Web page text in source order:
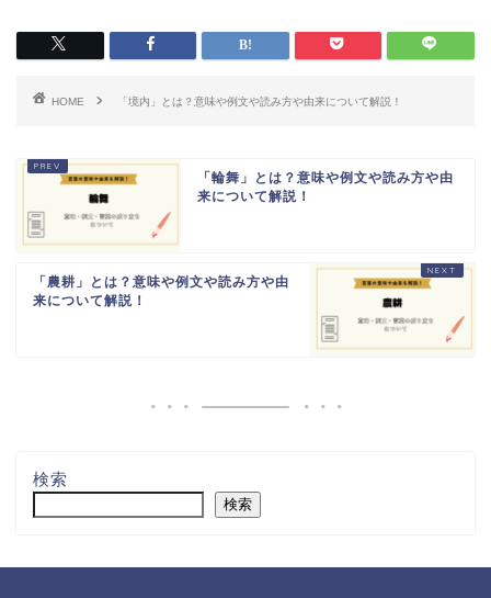
HOME 「境内」とは？意味や例文や読み方や由来について解説！
「輪舞」とは？意味や例文や読み方や由
来について解説！
「農耕」とは？意味や例文や読み方や由
来について解説！
検索
検索